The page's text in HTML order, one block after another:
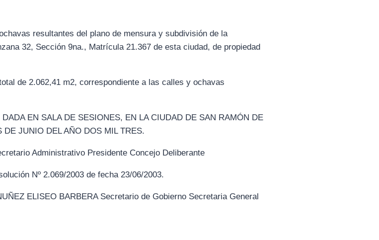
resultantes del plano de mensura y subdivisión de la
32, Sección 9na., Matrícula 21.367 de esta ciudad, de propiedad
de 2.062,41 m2, correspondiente a las calles y ochavas
EN SALA DE SESIONES, EN LA CIUDAD DE SAN RAMÓN DE
DE JUNIO DEL AÑO DOS MIL TRES.
Administrativo Presidente Concejo Deliberante
Nº 2.069/2003 de fecha 23/06/2003.
ELISEO BARBERA Secretario de Gobierno Secretaria General